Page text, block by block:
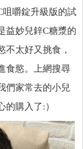
嚼錠升級版的試
益妙兒鋅C糖漿的
不太好又挑食，
食慾。上網搜尋
們家常去的小兒
購入了:）